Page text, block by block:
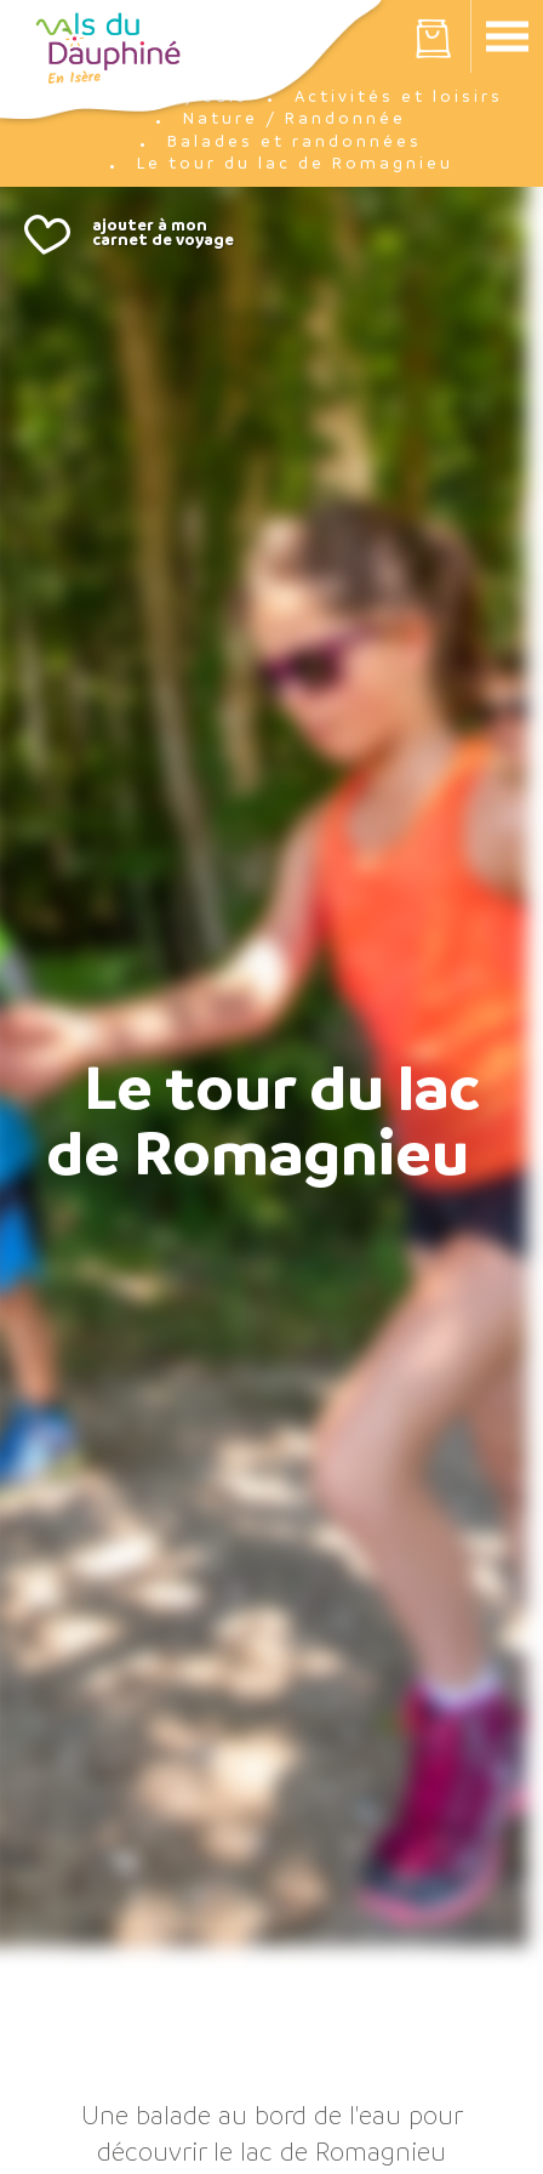
Votre panier est vide
J'y suis
Activités et loisirs
Nature / Randonnée
Balades et randonnées
Le tour du lac de Romagnieu
Le tour du lac
de Romagnieu
Une balade au bord de l'eau pour
découvrir le lac de Romagnieu
Panneau de gestion des cookies